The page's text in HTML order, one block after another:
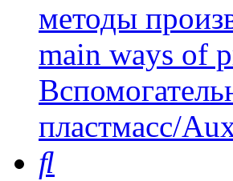
методы
main ways of
пластмасс/